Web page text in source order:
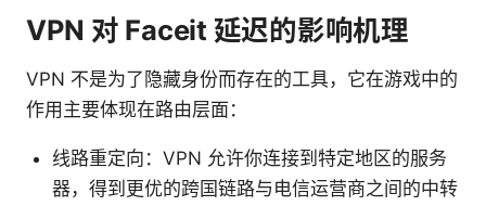
VPN 对 Faceit 延迟的影响机理
VPN 不是为了隐藏身份而存在的工具，它在游戏中的
作用主要体现在路由层面：
线路重定向：VPN 允许你连接到特定地区的服务
器，得到更优的跨国链路与电信运营商之间的中转